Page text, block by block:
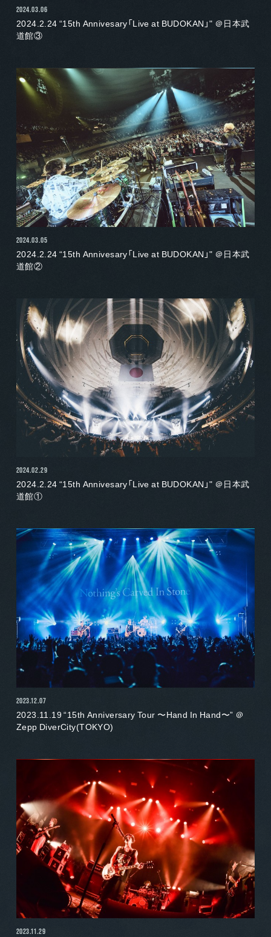
2024.03.06
2024.2.24 “15th Annivesary「Live at BUDOKAN」" ＠日本武
道館③
2024.03.05
2024.2.24 “15th Annivesary「Live at BUDOKAN」" ＠日本武
道館②
2024.02.29
2024.2.24 “15th Annivesary「Live at BUDOKAN」" ＠日本武
道館①
2023.12.07
2023.11.19 “15th Anniversary Tour 〜Hand In Hand〜” ＠
Zepp DiverCity(TOKYO)
2023.11.29